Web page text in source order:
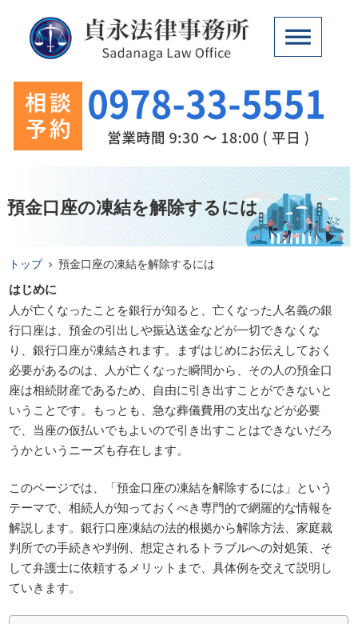
預金口座の凍結を解除するには
トップ 預金口座の凍結を解除するには
はじめに
人が亡くなったことを銀行が知ると、亡くなった人名義の銀
行口座は、預金の引出しや振込送金などが一切できなくな
り、銀行口座が凍結されます。まずはじめにお伝えしておく
必要があるのは、人が亡くなった瞬間から、その人の預金口
座は相続財産であるため、自由に引き出すことができないと
いうことです。もっとも、急な葬儀費用の支出などが必要
で、当座の仮払いでもよいので引き出すことはできないだろ
うかというニーズも存在します。
このページでは、「預金口座の凍結を解除するには」という
テーマで、相続人が知っておくべき専門的で網羅的な情報を
解説します。銀行口座凍結の法的根拠から解除方法、家庭裁
判所での手続きや判例、想定されるトラブルへの対処策、そ
して弁護士に依頼するメリットまで、具体例を交えて説明し
ていきます。